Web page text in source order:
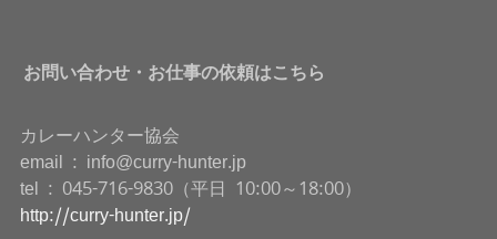
お問い合わせ・お仕事の依頼はこちら
カレーハンター協会
email : info@curry-hunter.jp
tel : 045-716-9830（平日 10:00～18:00）
http://curry-hunter.jp/